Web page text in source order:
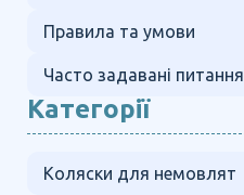
Правила та умови
Часто задавані питання
Категорії
Коляски для немовлят